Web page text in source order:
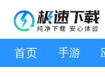
首页 手游